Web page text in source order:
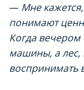
— Мне
понимают
Когда
машины, а лес,
воспринимать